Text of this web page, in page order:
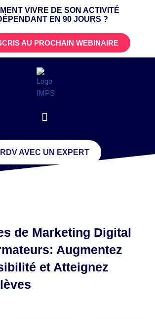
VIVRE DE SON ACTIVITÉ
EN 90 JOURS ?
AU PROCHAIN WEBINAIRE
RDV AVEC UN EXPERT
de Marketing Digital
Augmentez
et Atteignez